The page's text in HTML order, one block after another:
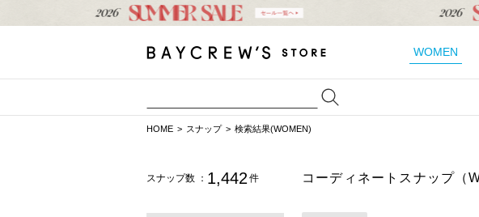
WOMEN
HOME スナップ 検索結果(WOMEN)
スナップ数 ： 1,442 件 コーディネートスナップ（